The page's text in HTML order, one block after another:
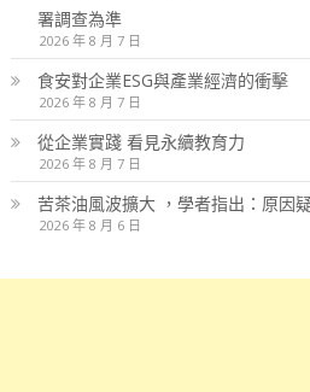
署調查為準
2026 年 8 月 7 日
食安對企業ESG與產業經濟的衝擊
2026 年 8 月 7 日
從企業實踐 看見永續教育力
2026 年 8 月 7 日
苦茶油風波擴大 ，學者指出：原因
2026 年 8 月 6 日